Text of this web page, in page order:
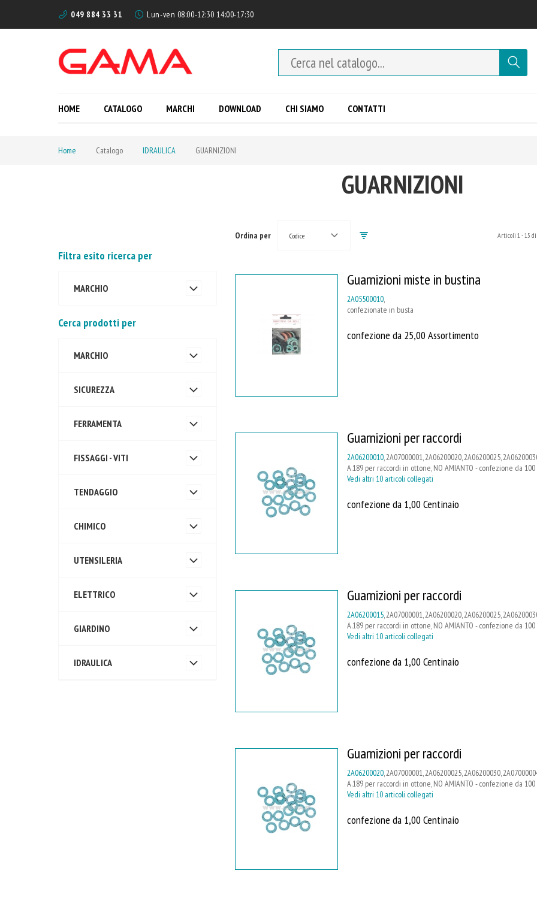
049 884 33 31 Lun-ven 08:00-12:30 14:00-17:30
HOME CATALOGO MARCHI DOWNLOAD CHI SIAMO CONTATTI
Home Catalogo IDRAULICA GUARNIZIONI
GUARNIZIONI
Ordina per Codice Articoli 1-15 di
Guarnizioni miste in bustina
2A05500010,
confezionate in busta
confezione da 25,00 Assortimento
Guarnizioni per raccordi
2A06200010, 2A07000001, 2A06200020, 2A06200025,
A.189 per raccordi in ottone, NO AMIANTO - confezione da
Vedi altri 10 articoli collegati
confezione da 1,00 Centinaio
Guarnizioni per raccordi
2A06200015, 2A07000001, 2A06200020, 2A06200025,
A.189 per raccordi in ottone, NO AMIANTO - confezione da
Vedi altri 10 articoli collegati
confezione da 1,00 Centinaio
Guarnizioni per raccordi
2A06200020, 2A07000001, 2A06200025, 2A06200030,
A.189 per raccordi in ottone, NO AMIANTO - confezione da
Vedi altri 10 articoli collegati
confezione da 1,00 Centinaio
Filtra esito ricerca per
MARCHIO
Cerca prodotti per
MARCHIO
SICUREZZA
FERRAMENTA
FISSAGGI - VITI
TENDAGGIO
CHIMICO
UTENSILERIA
ELETTRICO
GIARDINO
IDRAULICA